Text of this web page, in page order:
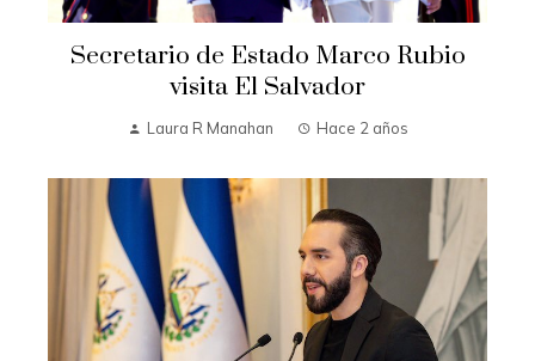
Secretario de Estado Marco Rubio
visita El Salvador
Laura R Manahan Hace 2 años